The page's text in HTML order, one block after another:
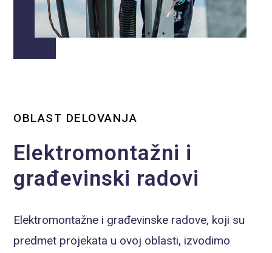
OBLAST DELOVANJA
Elektromontažni i
građevinski radovi
Elektromontažne i građevinske radove, koji su
predmet projekata u ovoj oblasti, izvodimo